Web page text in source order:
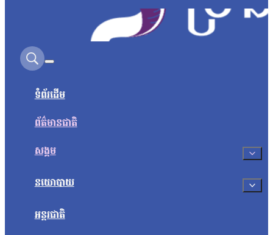
Search on this site
ទំព័រដើម
ព័ត៌មានជាតិ
សង្គម
នយោបាយ
អន្តរជាតិ